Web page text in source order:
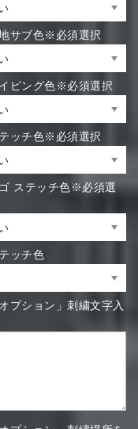
サブ色※必須選択
ピング色※必須選択
ッチ色※必須選択
ステッチ色※必須選
ッチ色
ション」刺繍文字入